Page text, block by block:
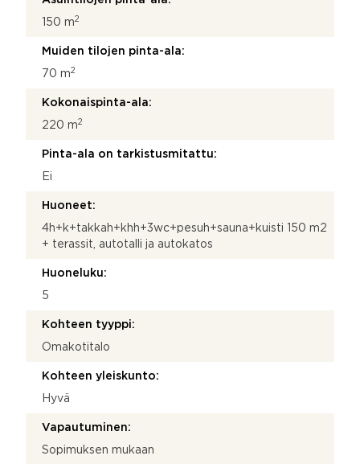
150 m2
Muiden tilojen pinta-ala:
70 m2
Kokonaispinta-ala:
220 m2
Pinta-ala on tarkistusmitattu:
Ei
Huoneet:
4h+k+takkah+khh+3wc+pesuh+sauna+kuisti 150 m2
+ terassit, autotalli ja autokatos
Huoneluku:
5
Kohteen tyyppi:
Omakotitalo
Kohteen yleiskunto:
Hyvä
Vapautuminen:
Sopimuksen mukaan